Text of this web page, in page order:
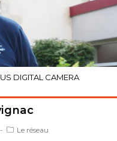
DIGITAL CAMERA
Le réseau